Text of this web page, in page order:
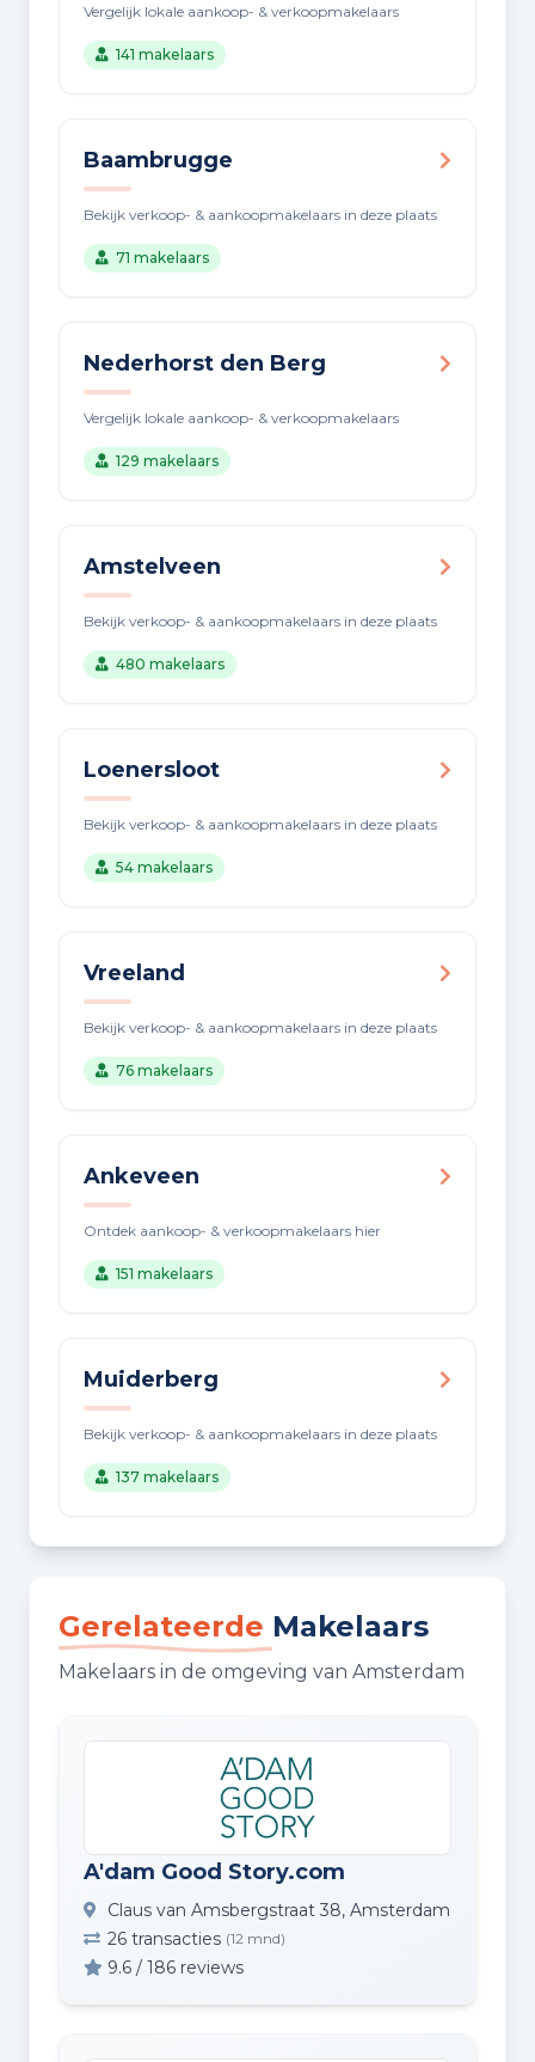
Vergelijk lokale aankoop- & verkoopmakelaars
141 makelaars
Baambrugge
Bekijk verkoop- & aankoopmakelaars in deze plaats
71 makelaars
Nederhorst den Berg
Vergelijk lokale aankoop- & verkoopmakelaars
129 makelaars
Amstelveen
Bekijk verkoop- & aankoopmakelaars in deze plaats
480 makelaars
Loenersloot
Bekijk verkoop- & aankoopmakelaars in deze plaats
54 makelaars
Vreeland
Bekijk verkoop- & aankoopmakelaars in deze plaats
76 makelaars
Ankeveen
Ontdek aankoop- & verkoopmakelaars hier
151 makelaars
Muiderberg
Bekijk verkoop- & aankoopmakelaars in deze plaats
137 makelaars
Gerelateerde Makelaars
Makelaars in de omgeving van Amsterdam
A'dam Good Story.com
Claus van Amsbergstraat 38, Amsterdam
26 transacties (12 mnd)
9.6 / 186 reviews